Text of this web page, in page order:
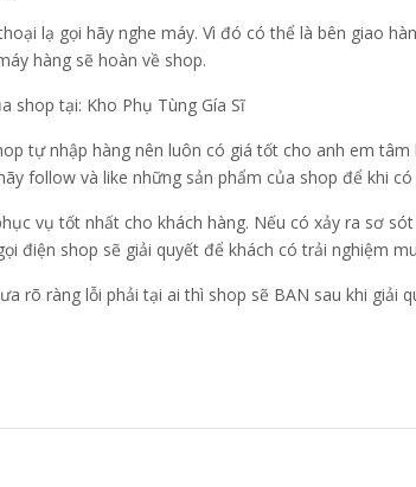
lạ gọi hãy nghe máy. Vì đó có thể là bên giao
hàng sẽ hoàn về shop.
shop tại: Kho Phụ Tùng Gía Sĩ
tự nhập hàng nên luôn có giá tốt cho anh em
follow và like những sản phẩm của shop để khi
vụ tốt nhất cho khách hàng. Nếu có xảy ra sơ
điện shop sẽ giải quyết để khách có trải nghiệm
rõ ràng lỗi phải tại ai thì shop sẽ BAN sau khi giải